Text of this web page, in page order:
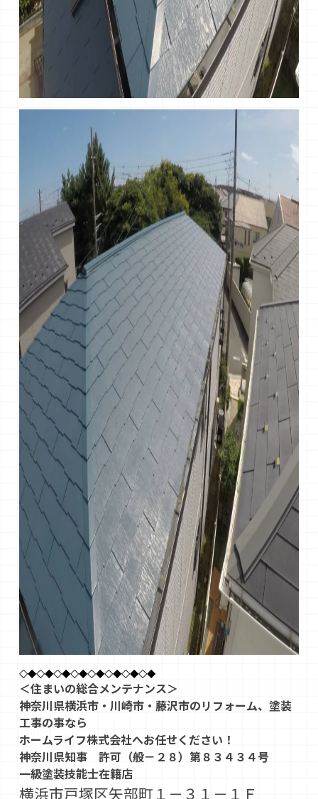
◇◆◇◆◇◆◇◆◇◆◇◆◇◆◇◆
＜住まいの総合メンテナンス＞
神奈川県横浜市・川崎市・藤沢市のリフォーム、塗装
工事の事なら
ホームライフ株式会社へお任せください！
神奈川県知事 許可（般－２８）第８３４３４号
一級塗装技能士在籍店
横浜市戸塚区矢部町１－３１－１Ｆ